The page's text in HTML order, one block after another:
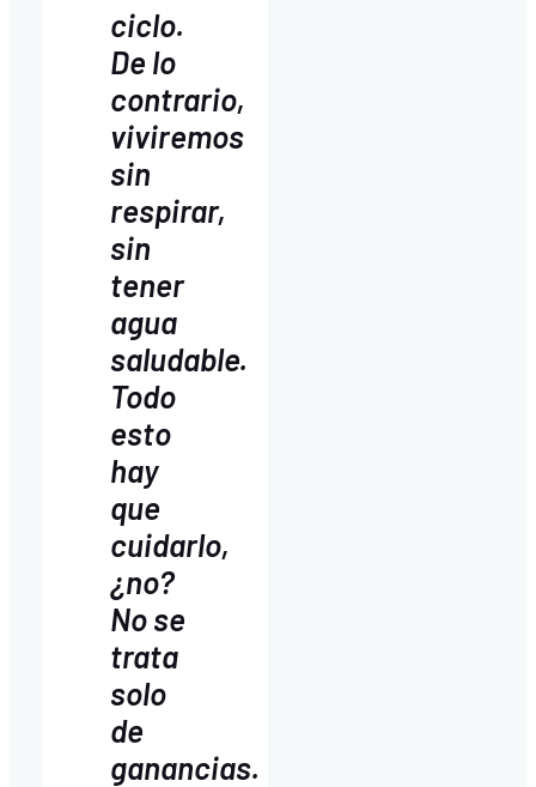
ciclo.
De lo
contrario,
viviremos
sin
respirar,
sin
tener
agua
saludable.
Todo
esto
hay
que
cuidarlo,
¿no?
No se
trata
solo
de
ganancias.